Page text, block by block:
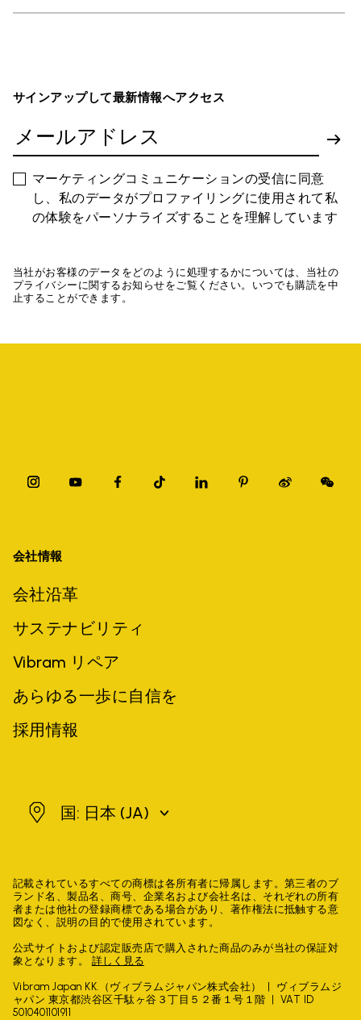
サインアップして最新情報へアクセス
マーケティングコミュニケーションの受信に同意
し、私のデータがプロファイリングに使用されて私
の体験をパーソナライズすることを理解しています
当社がお客様のデータをどのように処理するかについては、当社の
プライバシーに関するお知らせをご覧ください。いつでも購読を中
止することができます。
会社情報
会社沿革
サステナビリティ
Vibram リペア
あらゆる一歩に自信を
採用情報
日本 国: 日本 (JA)
記載されているすべての商標は各所有者に帰属します。第三者のブ
ランド名、製品名、商号、企業名および会社名は、それぞれの所有
者または他社の登録商標である場合があり、著作権法に抵触する意
図なく、説明の目的で使用されています。
公式サイトおよび認定販売店で購入された商品のみが当社の保証対
象となります。 詳しく見る
Vibram Japan KK.（ヴィブラムジャパン株式会社）
ヴィブラムジ
ャパン 東京都渋谷区千駄ヶ谷３丁目５２番１号１階
VAT ID
5010401101911